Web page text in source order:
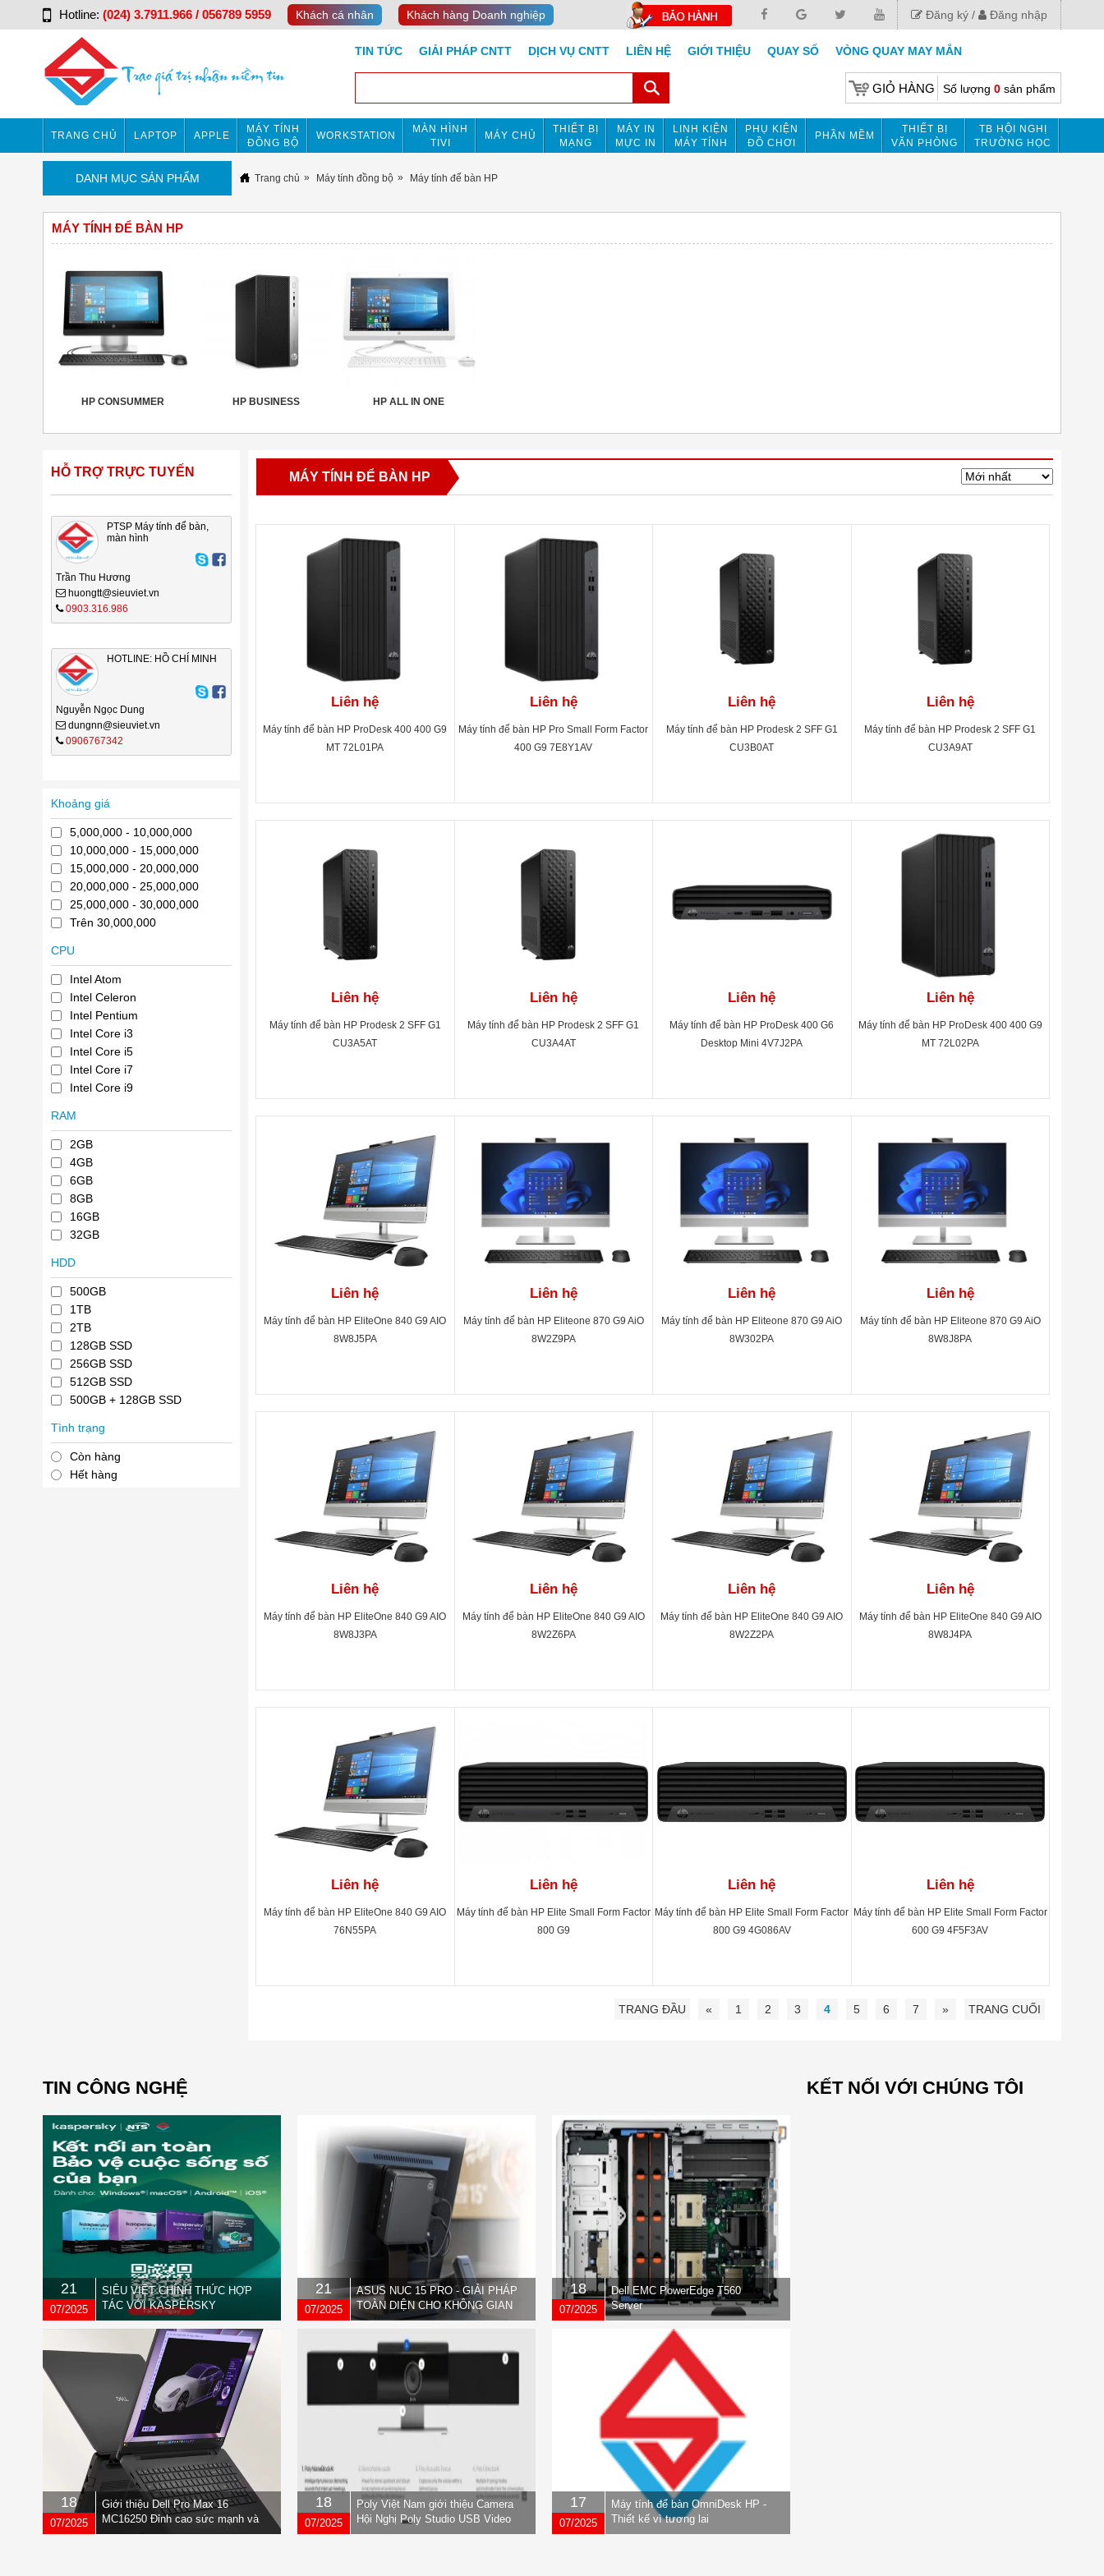
Hotline: (024) 3.7911.966 / 056789 5959 Khách cá nhân Khách hàng Doanh nghiệp Đăng ký Đăng nhập
TIN TỨC GIẢI PHÁP CNTT DỊCH VỤ CNTT LIÊN HỆ GIỚI THIỆU QUAY SỐ VÒNG QUAY MAY MẮN
GIỎ HÀNG Số lượng 0sản phẩm
TRANG CHỦ LAPTOP APPLE
MÁY TÍNH
ĐỒNG BỘ
WORKSTATION
MÀN HÌNH
TIVI
MÁY CHỦ
THIẾT BỊ
MẠNG
MÁY IN
MỰC IN
LINH KIỆN
MÁY TÍNH
PHỤ KIỆN
ĐỒ CHƠI
PHẦN MỀM
THIẾT BỊ
VĂN PHÒNG
TB HỘI NGHỊ
TRƯỜNG HỌC
DANH MỤC SẢN PHẨM Trang chủ Máy tính đồng bộ Máy tính để bàn HP
MÁY TÍNH ĐỂ BÀN HP
HP CONSUMMER HP BUSINESS HP ALL IN ONE
MÁY TÍNH ĐỂ BÀN HP
Liên hệ
Máy tính để bàn HP ProDesk 400 400 G9
MT 72L01PA
Liên hệ
Máy tính để bàn HP Pro Small Form Factor
400 G9 7E8Y1AV
Liên hệ
Máy tính để bàn HP Prodesk 2 SFF G1
CU3B0AT
Liên hệ
Máy tính để bàn HP Prodesk 2 SFF G1
CU3A9AT
Liên hệ
Máy tính để bàn HP Prodesk 2 SFF G1
CU3A5AT
Liên hệ
Máy tính để bàn HP Prodesk 2 SFF G1
CU3A4AT
Liên hệ
Máy tính để bàn HP ProDesk 400 G6
Desktop Mini 4V7J2PA
Liên hệ
Máy tính để bàn HP ProDesk 400 400 G9
MT 72L02PA
Liên hệ
Máy tính để bàn HP EliteOne 840 G9 AIO
8W8J5PA
Liên hệ
Máy tính để bàn HP Eliteone 870 G9 AiO
8W2Z9PA
Liên hệ
Máy tính để bàn HP Eliteone 870 G9 AiO
8W302PA
Liên hệ
Máy tính để bàn HP Eliteone 870 G9 AiO
8W8J8PA
Liên hệ
Máy tính để bàn HP EliteOne 840 G9 AIO
8W8J3PA
Liên hệ
Máy tính để bàn HP EliteOne 840 G9 AIO
8W2Z6PA
Liên hệ
Máy tính để bàn HP EliteOne 840 G9 AIO
8W2Z2PA
Liên hệ
Máy tính để bàn HP EliteOne 840 G9 AIO
8W8J4PA
Liên hệ
Máy tính để bàn HP EliteOne 840 G9 AIO
76N55PA
Liên hệ
Máy tính để bàn HP Elite Small Form Factor
800 G9
Liên hệ
Máy tính để bàn HP Elite Small Form Factor
800 G9 4G086AV
Liên hệ
Máy tính để bàn HP Elite Small Form Factor
600 G9 4F5F3AV
TRANG ĐẦU « 1 2 3 4 5 6 7 » TRANG CUỐI
HỖ TRỢ TRỰC TUYẾN
PTSP Máy tính để bàn,
màn hình
Trần Thu Hương
huongtt@sieuviet.vn
0903.316.986
HOTLINE: HỒ CHÍ MINH
Nguyễn Ngọc Dung
dungnn@sieuviet.vn
0906767342
Khoảng giá
5,000,000 - 10,000,000
10,000,000 - 15,000,000
15,000,000 - 20,000,000
20,000,000 - 25,000,000
25,000,000 - 30,000,000
Trên 30,000,000
CPU
Intel Atom
Intel Celeron
Intel Pentium
Intel Core i3
Intel Core i5
Intel Core i7
Intel Core i9
RAM
2GB
4GB
6GB
8GB
16GB
32GB
HDD
500GB
1TB
2TB
128GB SSD
256GB SSD
512GB SSD
500GB + 128GB SSD
Tình trạng
Còn hàng
Hết hàng
TIN CÔNG NGHỆ
21
07/2025
SIÊU VIỆT CHÍNH THỨC HỢP
TÁC VỚI KASPERSKY
21
07/2025
ASUS NUC 15 PRO - GIẢI PHÁP
TOÀN DIỆN CHO KHÔNG GIAN
LÀM VIỆC HIỆN ĐẠI
18
07/2025
Dell EMC PowerEdge T560
Server
18
07/2025
Giới thiệu Dell Pro Max 16
MC16250 Đỉnh cao sức mạnh và
độ tin cậy
18
07/2025
Poly Việt Nam giới thiệu Camera
Hội Nghị Poly Studio USB Video
Bar
17
07/2025
Máy tính để bàn OmniDesk HP -
Thiết kế vì tương lai
KẾT NỐI VỚI CHÚNG TÔI